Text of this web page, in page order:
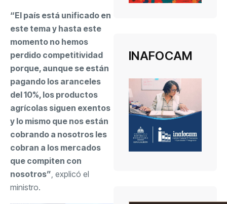
“El país está unificado en
este tema y hasta este
momento no hemos
perdido competitividad
porque, aunque se están
pagando los aranceles
del 10%, los productos
agrícolas siguen exentos
y lo mismo que nos están
cobrando a nosotros les
cobran a los mercados
que compiten con
nosotros”, explicó el
ministro.
INAFOCAM